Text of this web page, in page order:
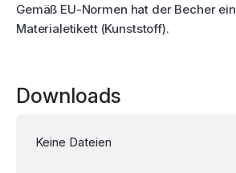
Gemäß EU-Normen hat der Becher ein
Materialetikett (Kunststoff).
Downloads
Keine Dateien